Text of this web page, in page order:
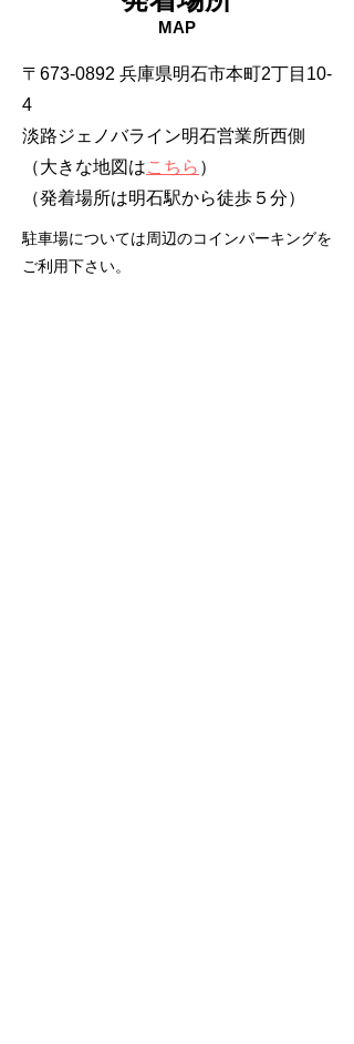
MAP
〒673-0892 兵庫県明石市本町2丁目10-
4
淡路ジェノバライン明石営業所西側
（大きな地図はこちら ）
​（発着場所は明石駅から徒歩５分）
駐車場については周辺のコインパーキングを
ご利用下さい。